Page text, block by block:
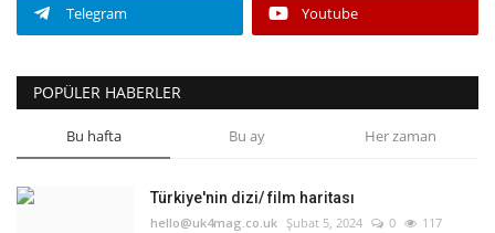
Telegram Youtube
POPÜLER HABERLER
Bu hafta Bu ay Her zaman
Türkiye'nin dizi/ film haritası
hello@uk4mag.co.uk Şubat 5, 2024 0 117